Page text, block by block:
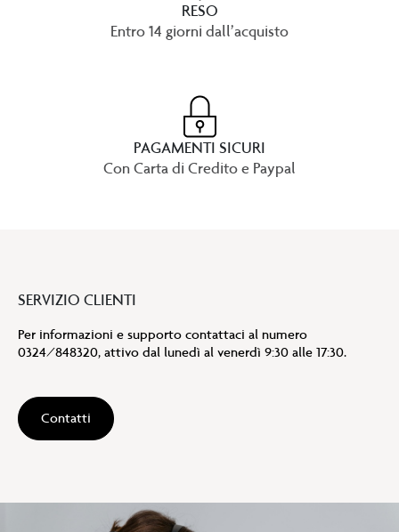
RESO
Entro 14 giorni dall’acquisto
PAGAMENTI SICURI
Con Carta di Credito e Paypal
SERVIZIO CLIENTI
Per informazioni e supporto contattaci al numero
0324/848320, attivo dal lunedì al venerdì 9:30 alle 17:30.
Contatti